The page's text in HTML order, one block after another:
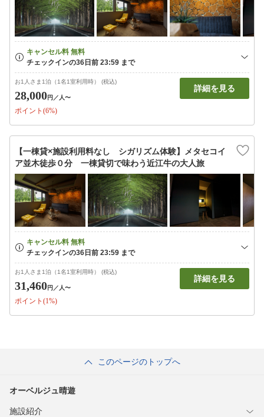
お1人さま1泊（1名1室利用時） (税込)
28,000円 ／人〜
ポイント(6%)
詳細を見る
【一棟貸×施設利用料なし シガリズム体験】メタセコイ
ア並木徒歩０分 一棟貸切で味わう近江牛の大人旅
お1人さま1泊（1名1室利用時） (税込)
31,460円 ／人〜
ポイント(1%)
詳細を見る
このページのトップへ
オーベルジュ晴遊
施設紹介